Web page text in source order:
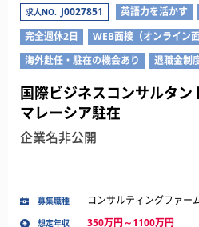
求人NO. J0027851 英語力を活かす
完全週休2日
WEB面接（オンライン
海外赴任・駐在の機会あり
退職金制
国際ビジネスコンサルタン
マレーシア駐在
企業名非公開
募集職種 コンサルティングファー
想定年収 350万円～1100万円